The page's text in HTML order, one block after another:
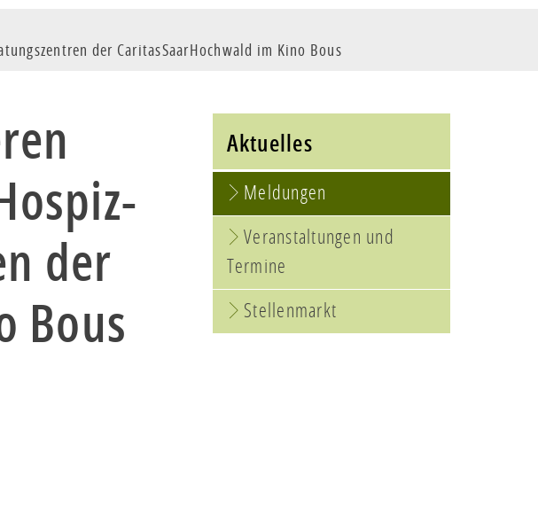
der CaritasSaarHochwald im Kino Bous
Aktuelles
Meldungen
Veranstaltungen und
Termine
Stellenmarkt
der
Bous